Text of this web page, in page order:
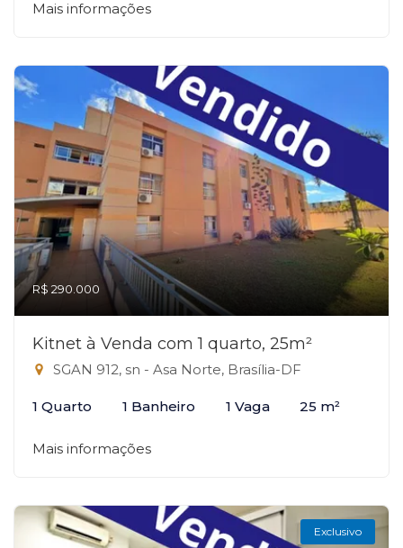
Mais informações
R$ 290.000
Kitnet à Venda com 1 quarto, 25m²
SGAN 912, sn - Asa Norte, Brasília-DF
1 Quarto 1 Banheiro 1 Vaga 25 m²
Mais informações
Exclusivo